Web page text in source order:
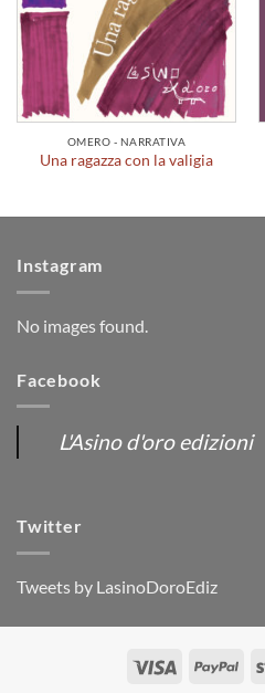
OMERO - NARRATIVA
Una ragazza con la valigia
Instagram
No images found.
Facebook
L'Asino d'oro edizioni
Twitter
Tweets by LasinoDoroEdiz
Visa